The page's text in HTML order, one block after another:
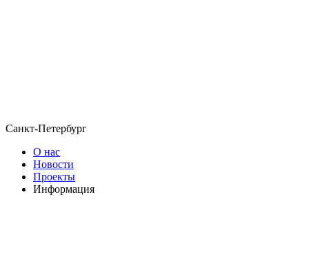
Санкт-Петербург
О нас
Новости
Проекты
Информация